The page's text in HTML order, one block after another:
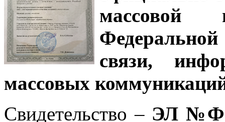
связи,
массовых
Свидетельство – ЭЛ